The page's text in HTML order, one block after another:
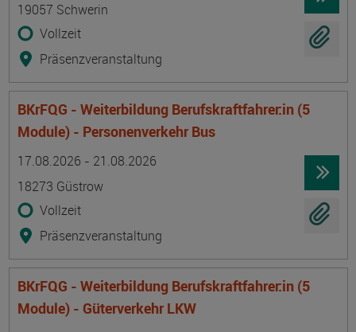
19057 Schwerin
Vollzeit
Präsenzveranstaltung
BKrFQG - Weiterbildung Berufskraftfahrer:in (5
Module) - Personenverkehr Bus
17.08.2026 - 21.08.2026
18273 Güstrow
Vollzeit
Präsenzveranstaltung
BKrFQG - Weiterbildung Berufskraftfahrer:in (5
Module) - Güterverkehr LKW